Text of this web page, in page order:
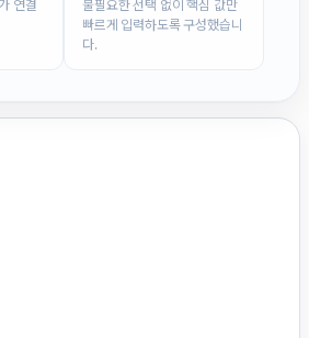
연결
불필요한 선택 없이 핵심 값만
빠르게 입력하도록 구성했습니
다.